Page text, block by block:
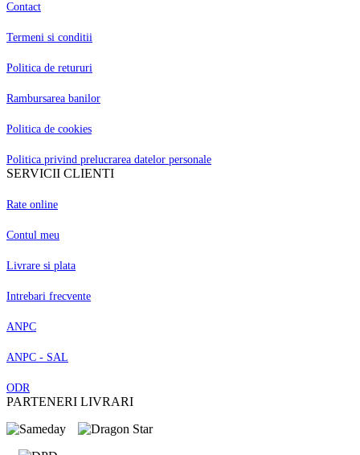
Contact
Termeni si conditii
Politica de retururi
Rambursarea banilor
Politica de cookies
Politica privind prelucrarea datelor personale
SERVICII CLIENTI
Rate online
Contul meu
Livrare si plata
Intrebari frecvente
ANPC
ANPC - SAL
ODR
PARTENERI LIVRARI